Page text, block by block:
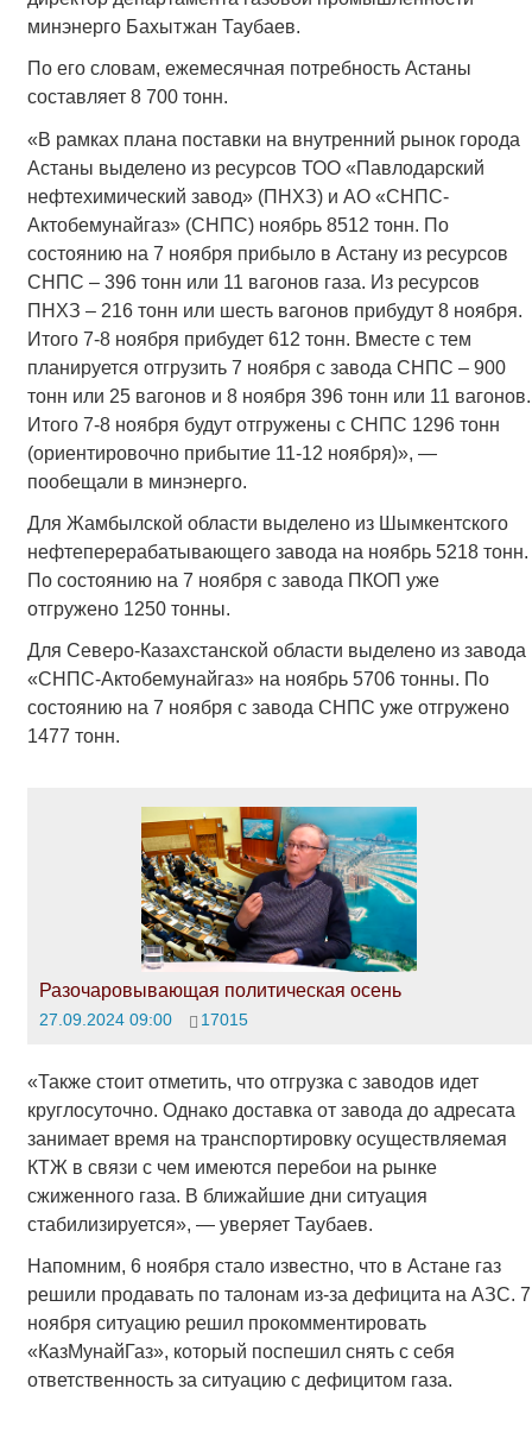
минэнерго Бахытжан Таубаев.
По его словам, ежемесячная потребность Астаны
составляет 8 700 тонн.
«В рамках плана поставки на внутренний рынок города
Астаны выделено из ресурсов ТОО «Павлодарский
нефтехимический завод» (ПНХЗ) и АО «СНПС-
Актобемунайгаз» (СНПС) ноябрь 8512 тонн. По
состоянию на 7 ноября прибыло в Астану из ресурсов
СНПС – 396 тонн или 11 вагонов газа. Из ресурсов
ПНХЗ – 216 тонн или шесть вагонов прибудут 8 ноября.
Итого 7-8 ноября прибудет 612 тонн. Вместе с тем
планируется отгрузить 7 ноября с завода СНПС – 900
тонн или 25 вагонов и 8 ноября 396 тонн или 11 вагонов.
Итого 7-8 ноября будут отгружены с СНПС 1296 тонн
(ориентировочно прибытие 11-12 ноября)», —
пообещали в минэнерго.
Для Жамбылской области выделено из Шымкентского
нефтеперерабатывающего завода на ноябрь 5218 тонн.
По состоянию на 7 ноября с завода ПКОП уже
отгружено 1250 тонны.
Для Северо-Казахстанской области выделено из завода
«СНПС-Актобемунайгаз» на ноябрь 5706 тонны. По
состоянию на 7 ноября с завода СНПС уже отгружено
1477 тонн.
Разочаровывающая политическая осень
27.09.2024 09:00 17015
«Также стоит отметить, что отгрузка с заводов идет
круглосуточно. Однако доставка от завода до адресата
занимает время на транспортировку осуществляемая
КТЖ в связи с чем имеются перебои на рынке
сжиженного газа. В ближайшие дни ситуация
стабилизируется», — уверяет Таубаев.
Напомним, 6 ноября стало известно, что в Астане газ
решили продавать по талонам из-за дефицита на АЗС. 7
ноября ситуацию решил прокомментировать
«КазМунайГаз», который поспешил снять с себя
ответственность за ситуацию с дефицитом газа.